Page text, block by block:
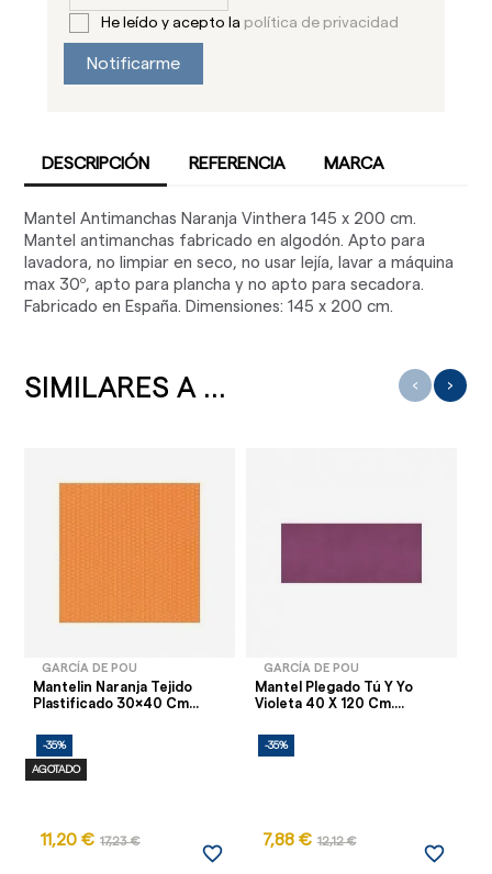
He leído y acepto la política de privacidad
Notificarme
DESCRIPCIÓN REFERENCIA MARCA
Mantel Antimanchas Naranja Vinthera 145 x 200 cm.
Mantel antimanchas fabricado en algodón. Apto para
lavadora, no limpiar en seco, no usar lejía, lavar a máquina
max 30º, apto para plancha y no apto para secadora.
Fabricado en España. Dimensiones: 145 x 200 cm.
SIMILARES A ...
GARCÍA DE POU
Mantelin Naranja Tejido
Plastificado 30x40 Cm...
-35%
AGOTADO
11,20 € 17,23 €
favorite_border
GARCÍA DE POU
Mantel Plegado Tú Y Yo
Violeta 40 X 120 Cm....
-35%
7,88 € 12,12 €
favorite_border
‹ ›